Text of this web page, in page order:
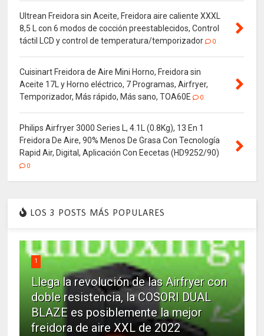
Ultrean Freidora sin Aceite, Freidora aire caliente XXXL
8,5 L con 6 modos de cocción preestablecidos, Control
táctil LCD y control de temperatura/temporizador
0
Cuisinart Freidora de Aire Mini Horno, Freidora sin
Aceite 17L y Horno eléctrico, 7 Programas, Airfryer,
Temporizador, Más rápido, Más sano, TOA60E
0
Philips Airfryer 3000 Series L, 4.1L (0.8Kg), 13 En 1
Freidora De Aire, 90% Menos De Grasa Con Tecnología
Rapid Air, Digital, Aplicación Con Eecetas (HD9252/90)
0
LOS 3 POSTS MÁS POPULARES
1
Llega la revolución de las Airfryer con
doble resistencia, la COSORI DUAL
BLAZE es posiblemente la mejor
freidora de aire XXL de 2022